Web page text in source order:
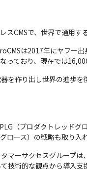
スCMSで、世界で通用す
は2017年にヤフー
っており、現在では
を作り出し世界の進歩を
（プロダクトレッドグ
ロース）の戦略も取り入
マーサクセスグループ
技術的な観点から導入支